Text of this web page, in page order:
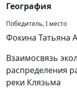
География
Победитель, I место
Фокина Татьяна
Взаимосвязь
распределения
реки Клязьма